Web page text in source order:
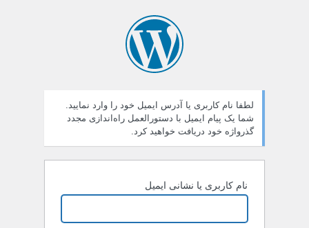
لطفا نام کاربری یا آدرس ایمیل خود را وارد نمایید.
شما یک پیام ایمیل با دستورالعمل راه‌اندازی مجدد
گذرواژه خود دریافت خواهید کرد.
نام کاربری یا نشانی ایمیل